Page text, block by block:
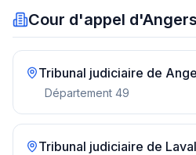
Cour d'appel d'Angers
Tribunal judiciaire de
Département 49
Tribunal judiciaire de Laval